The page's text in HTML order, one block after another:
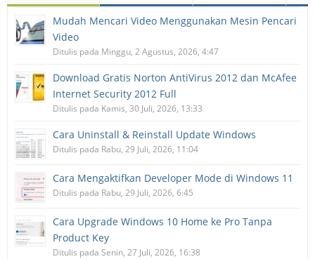
Mudah Mencari Video Menggunakan Mesin Pencari
Video
Ditulis pada Minggu, 2 Agustus, 2026, 4:47
Download Gratis Norton AntiVirus 2012 dan McAfee
Internet Security 2012 Full
Ditulis pada Kamis, 30 Juli, 2026, 13:33
Cara Uninstall & Reinstall Update Windows
Ditulis pada Rabu, 29 Juli, 2026, 11:04
Cara Mengaktifkan Developer Mode di Windows 11
Ditulis pada Rabu, 29 Juli, 2026, 6:45
Cara Upgrade Windows 10 Home ke Pro Tanpa
Product Key
Ditulis pada Senin, 27 Juli, 2026, 16:38